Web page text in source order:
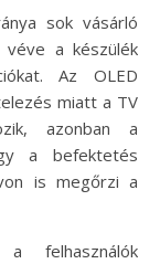
sok vásárló
véve a készülék
Az OLED
miatt a TV
azonban a
a befektetés
is megőrzi a
felhasználók